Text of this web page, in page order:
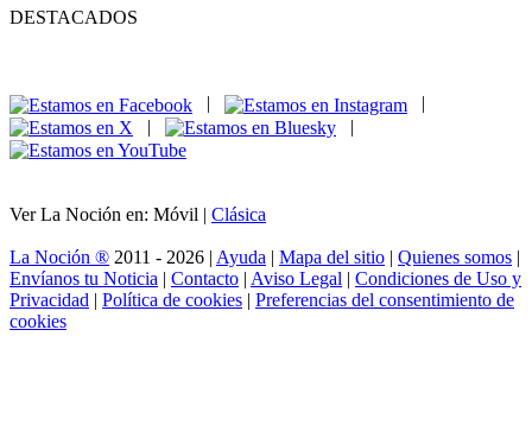
DESTACADOS
|
|
Ver La Noción en: Móvil | Clásica
La Noción ® 2011 - 2026 | Ayuda | Mapa del sitio | Quienes somos |
Envíanos tu Noticia | Contacto | Aviso Legal | Condiciones de Uso y
Privacidad | Política de cookies | Preferencias del consentimiento de
cookies